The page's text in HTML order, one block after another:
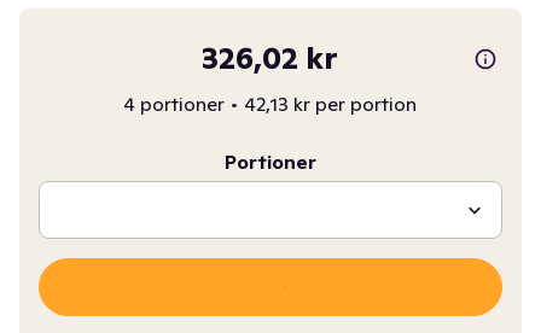
326,02 kr
4 portioner • 42,13 kr per portion
Portioner